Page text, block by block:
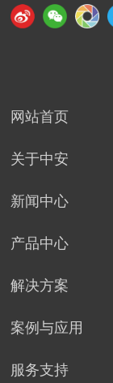
网站首页
关于中安
新闻中心
产品中心
解决方案
案例与应用
服务支持